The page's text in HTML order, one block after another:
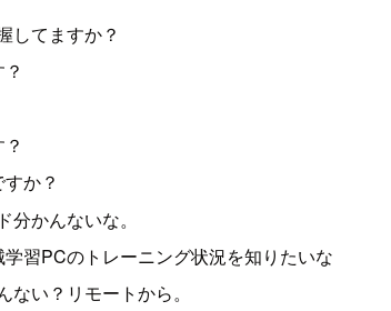
してますか？
か？
分かんないな。
習PCのトレーニング状況を知りたいな
い？リモートから。